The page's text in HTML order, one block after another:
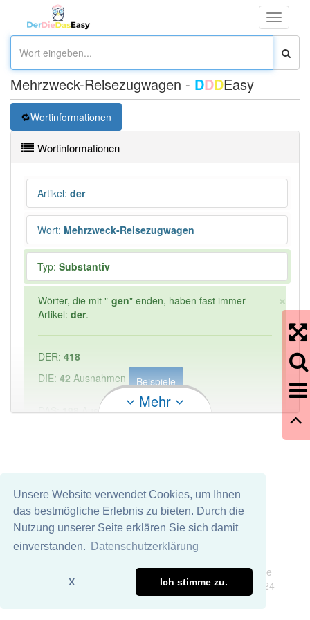
Unsere Website verwendet Cookies, um Ihnen
das bestmögliche Erlebnis zu bieten. Durch die
Nutzung unserer Seite erklären Sie sich damit
einverstanden.
Datenschutzerklärung
X Ich stimme zu.
Toggle
Mehrzweck-Reisezugwagen - DDDEasy
Wortinformationen
Wortinformationen
Artikel: der
Wort: Mehrzweck-Reisezugwagen
Typ: Substantiv
×
Wörter, die mit "-gen" enden, haben fast immer
Artikel: der.
DER: 418
DIE: 42 Ausnahmen Beispiele
DAS:198Ausnahmen Beispiele
Häufigkeit: 2 von 10
Wörter mit Endung-mehrzweck-reisezugwagen
aber mit einem anderen Artikel: -1
81% unserer Spielapp-Nutzer haben den Artikel
Mehr
Wir übernehmen keine Garantie und keine Haftung für die
Richtigkeit und Vollständigkeit dieser Seite. DDDEasy 2024